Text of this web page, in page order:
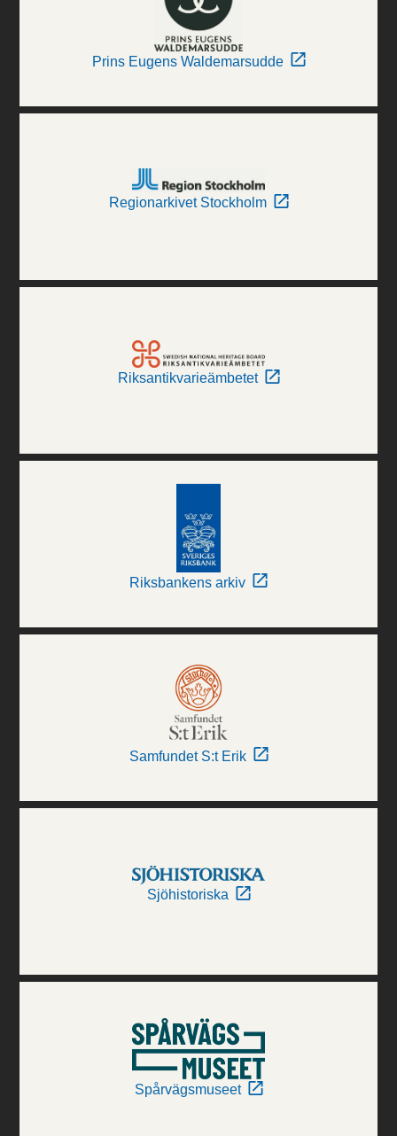
Prins Eugens Waldemarsudde
Regionarkivet Stockholm
Riksantikvarieämbetet
Riksbankens arkiv
Samfundet S:t Erik
Sjöhistoriska
Spårvägsmuseet